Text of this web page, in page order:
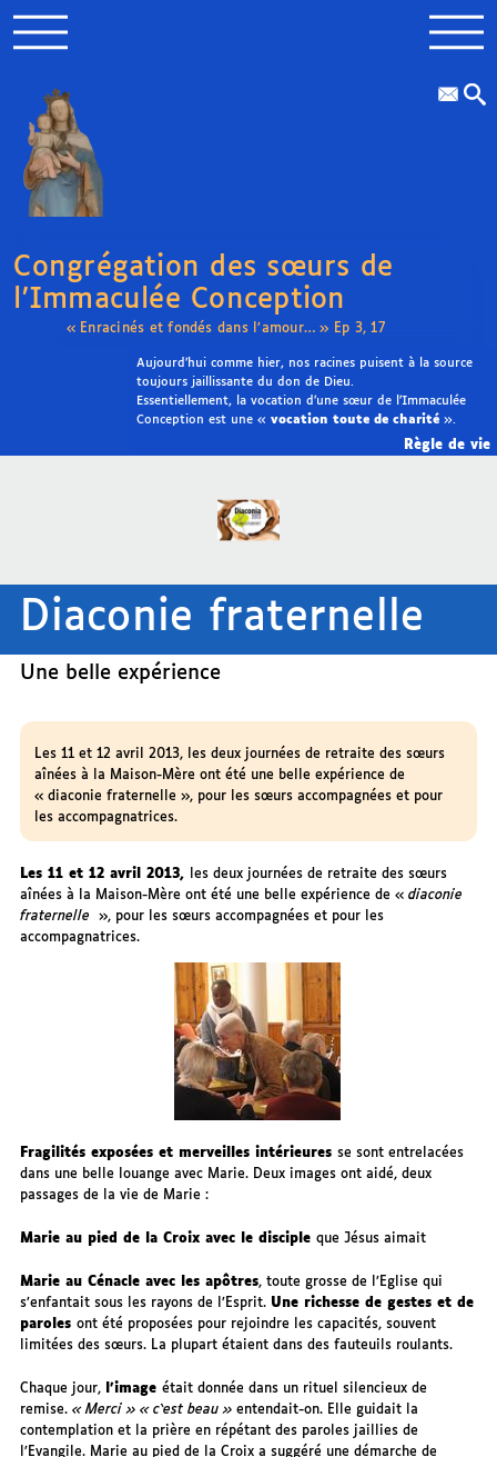
Congrégation des sœurs de
l’Immaculée Conception
« Enracinés et fondés dans l’amour… » Ep 3, 17
Règle de vie
Aujourd’hui comme hier, nos racines puisent à la source
toujours jaillissante du don de Dieu.
Essentiellement, la vocation d’une sœur de l’Immaculée
Conception est une « vocation toute de charité».
Diaconie fraternelle
Une belle expérience
Les 11 et 12 avril 2013, les deux journées de retraite des sœurs
aînées à la Maison-Mère ont été une belle expérience de
« diaconie fraternelle », pour les sœurs accompagnées et pour
les accompagnatrices.
Les 11 et 12 avril 2013,
les deux journées de retraite des sœurs
aînées à la Maison-Mère ont été une belle expérience de «diaconie
fraternelle
», pour les sœurs accompagnées et pour les
accompagnatrices.
Fragilités exposées et merveilles intérieuresse sont entrelacées
dans une belle louange avec Marie. Deux images ont aidé, deux
passages de la vie de Marie :
Marie au pied de la Croix avec le discipleque Jésus aimait
Marie au Cénacle avec les apôtres, toute grosse de l’Eglise qui
s’enfantait sous les rayons de l’Esprit. Une richesse de gestes et de
parolesont été proposées pour rejoindre les capacités, souvent
limitées des sœurs. La plupart étaient dans des fauteuils roulants.
Chaque jour, l’imageétait donnée dans un rituel silencieux de
remise. « Merci » « c‘est beau » entendait-on. Elle guidait la
contemplation et la prière en répétant des paroles jaillies de
l’Evangile. Marie au pied de la Croix a suggéré une démarche de